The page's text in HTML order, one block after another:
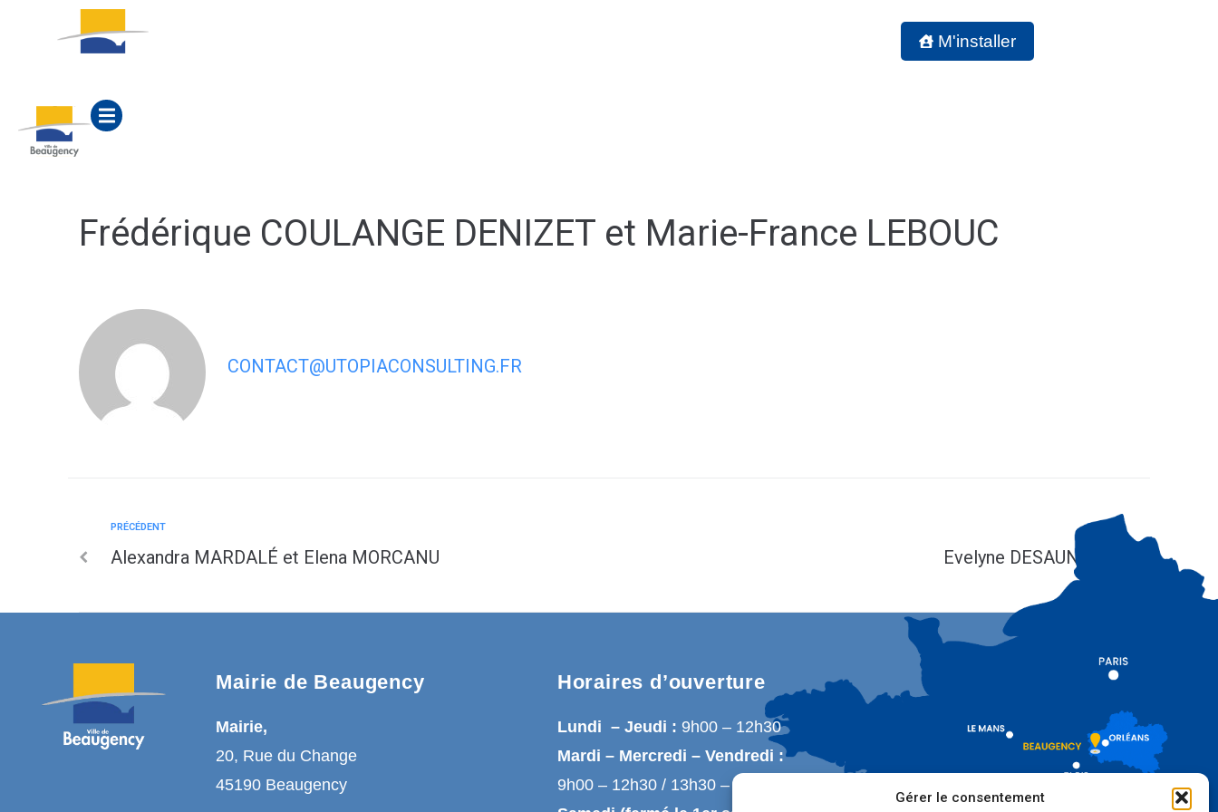
Gérer le consentement
M'installer
Frédérique COULANGE DENIZET et Marie-France LEBOUC
CONTACT@UTOPIACONSULTING.FR
PRÉCÉDENT
Alexandra MARDALÉ et Elena MORCANU
SUIV
Evelyne DESAUNOIS
Mairie de Beaugency
Mairie,
20, Rue du Change
45190 Beaugency
Horaires d’ouverture
Lundi – Jeudi : 9h00 – 12h30
Mardi – Mercredi – Vendredi :
9h00 – 12h30 / 13h30 – 17h00